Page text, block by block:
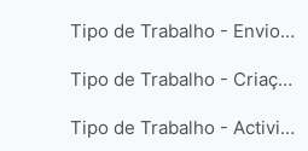
Tipo de Trabalho - Envio de um Ficheiro
Tipo de Trabalho - Criação de um texto no moodle
Tipo de Trabalho - Actividade offline